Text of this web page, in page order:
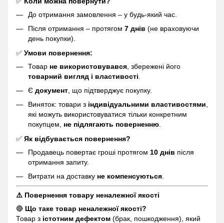
До отримання замовлення – у будь-який час.
Після отримання – протягом 7 днів (не враховуючи
день покупки).
✅ Умови повернення:
Товар не використовувався , збережені його
товарний вигляд і властивості
Є документ , що підтверджує покупку.
Виняток: товари з індивідуальними властивостями,
які можуть використовуватися тільки конкретним
покупцем, не підлягають поверненню.
✅ Як відбувається повернення?
Продавець повертає гроші протягом 10 днів після
отримання запиту.
Витрати на доставку не компенсуються.
⚠️ Повернення товару неналежної якості
🔴 Що таке товар неналежної якості?
Товар з істотним дефектом (брак, пошкодження), який